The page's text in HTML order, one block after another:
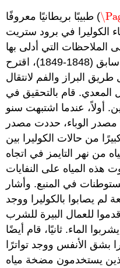
) طبيبًا بريطانيًا معروفًا
الكوليرا في برود ستريت
إلى الملاحظات التي أدلى بها
أثناء تفشي الكوليرا في وقت سابق (1848-1849)، اقترح
البراز والفم لانتقال
المعدي. قام بالتحقيق في
عام 1854 بطريقتين. أولاً، عندما اشتبهت سنو
مصدر الوباء، حددت مصدر
من حالات الكوليرا بين
من نهر التايمز في اتجاه
هذه المياه على النفايات
في المنبع. وأشار
يصابوا بالكوليرا ووجد
للعمال البيرة للشرب
الماء. ثانيًا، قام أيضًا
بشق الأنفس ووجد تواترًا
يستخدمون مضخة مياه